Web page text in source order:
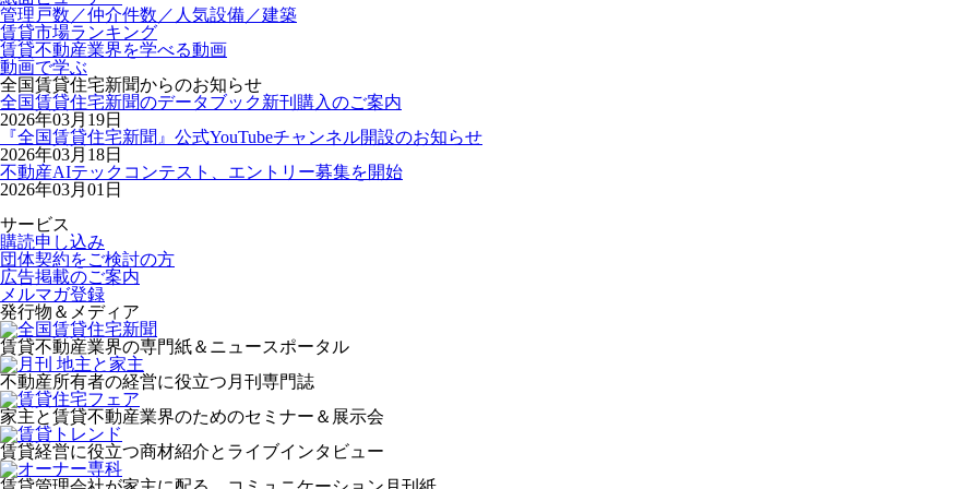
管理戸数／仲介件数／人気設備／建築
賃貸市場ランキング
賃貸不動産業界を学べる動画
動画で学ぶ
全国賃貸住宅新聞からのお知らせ
全国賃貸住宅新聞のデータブック新刊購入のご案内
2026年03月19日
『全国賃貸住宅新聞』公式YouTubeチャンネル開設のお知らせ
2026年03月18日
不動産AIテックコンテスト、エントリー募集を開始
2026年03月01日
サービス
購読申し込み
団体契約をご検討の方
広告掲載のご案内
メルマガ登録
発行物＆メディア
賃貸不動産業界の専門紙＆ニュースポータル
不動産所有者の経営に役立つ月刊専門誌
家主と賃貸不動産業界のためのセミナー＆展示会
賃貸経営に役立つ商材紹介とライブインタビュー